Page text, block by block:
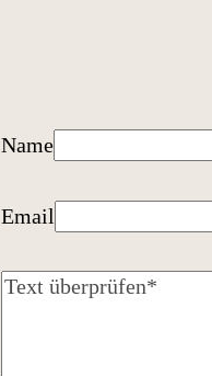
Name
Email